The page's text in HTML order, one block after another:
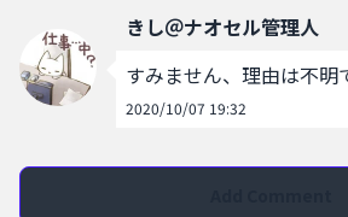
きし＠ナオセル管理人
すみません、理由は不明
2020/10/07 19:32